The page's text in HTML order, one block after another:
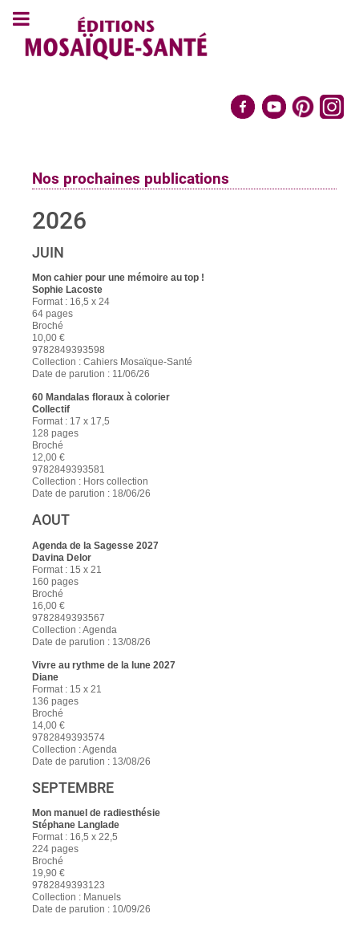
Nos prochaines publications
2026
JUIN
Mon cahier pour une mémoire au top !
Sophie Lacoste
Format : 16,5 x 24
64 pages
Broché
10,00 €
9782849393598
Collection : Cahiers Mosaïque-Santé
Date de parution : 11/06/26
60 Mandalas floraux à colorier
Collectif
Format : 17 x 17,5
128 pages
Broché
12,00 €
9782849393581
Collection : Hors collection
Date de parution : 18/06/26
AOUT
Agenda de la Sagesse 2027
Davina Delor
Format : 15 x 21
160 pages
Broché
16,00 €
9782849393567
Collection : Agenda
Date de parution : 13/08/26
Vivre au rythme de la lune 2027
Diane
Format : 15 x 21
136 pages
Broché
14,00 €
9782849393574
Collection : Agenda
Date de parution : 13/08/26
SEPTEMBRE
Mon manuel de radiesthésie
Stéphane Langlade
Format : 16,5 x 22,5
224 pages
Broché
19,90 €
9782849393123
Collection : Manuels
Date de parution : 10/09/26